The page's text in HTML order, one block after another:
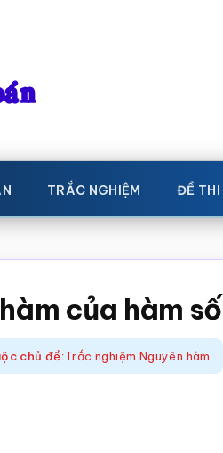
TRẮC NGHIỆM ĐỀ THI
của hàm số
chủ đề:Trắc nghiệm Nguyên hàm